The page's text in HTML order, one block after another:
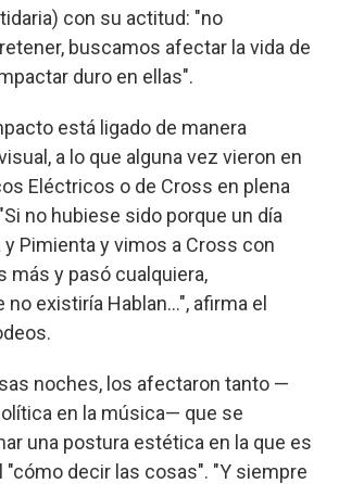
con su actitud: "no
buscamos afectar la vida de
duro en ellas".
está ligado de manera
a lo que alguna vez vieron en
Eléctricos o de Cross en plena
no hubiese sido porque un día
Pimienta y vimos a Cross con
más y pasó cualquiera,
existiría Hablan...", afirma el
noches, los afectaron tanto —
en la música— que se
una postura estética en la que es
decir las cosas". "Y siempre